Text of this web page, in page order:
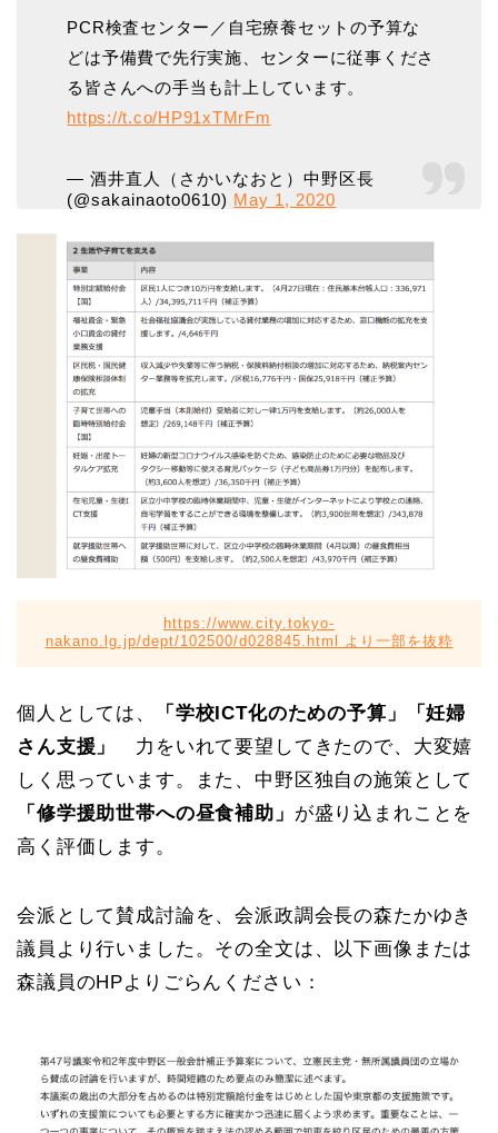
PCR検査センター／自宅療養セットの予算な
どは予備費で先行実施、センターに従事くださ
る皆さんへの手当も計上しています。
https://t.co/HP91xTMrFm
— 酒井直人（さかいなおと）中野区長
(@sakainaoto0610) May 1, 2020
https://www.city.tokyo-
nakano.lg.jp/dept/102500/d028845.html より一部を抜粋
個人としては、
「学校ICT化のための予算」「妊婦
さん支援」
力をいれて要望してきたので、大変嬉
しく思っています。また、中野区独自の施策として
「修学援助世帯への昼食補助」 が盛り込まれことを
高く評価します。
会派として賛成討論を、会派政調会長の森たかゆき
議員より行いました。その全文は、以下画像または
森議員のHPよりごらんください：